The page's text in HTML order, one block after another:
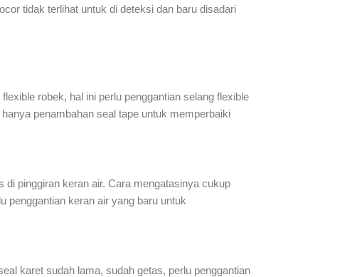
tidak terlihat untuk di deteksi dan baru disadari
robek, hal ini perlu penggantian selang flexible
penambahan seal tape untuk memperbaiki
pinggiran keran air. Cara mengatasinya cukup
penggantian keran air yang baru untuk
karet sudah lama, sudah getas, perlu penggantian